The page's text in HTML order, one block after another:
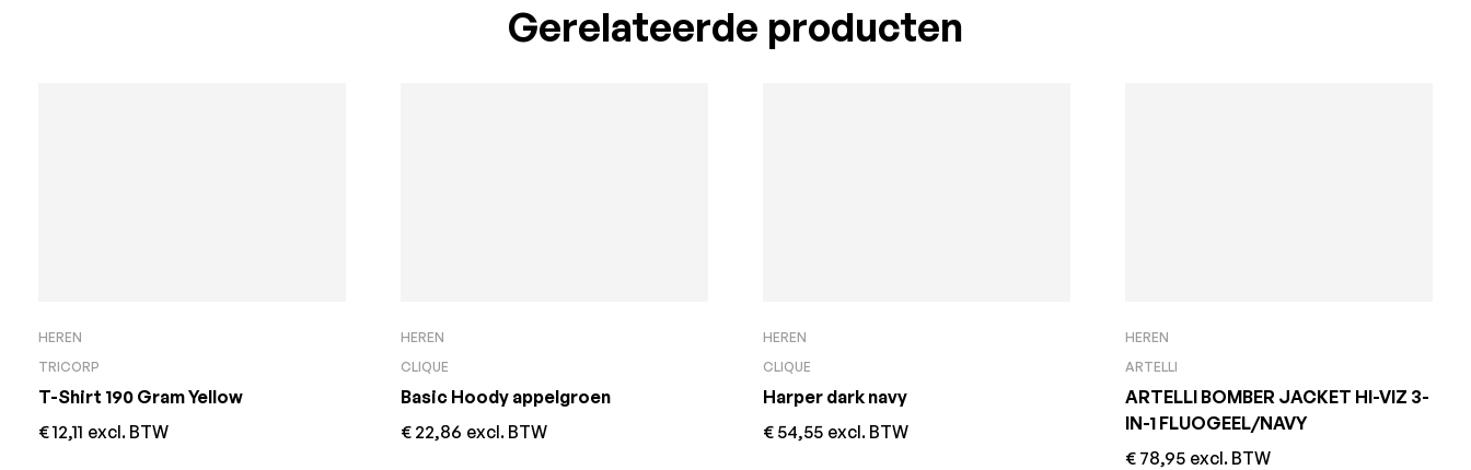
Gerelateerde producten
HEREN
TRICORP
T-Shirt 190 Gram Yellow
€12,11 excl. BTW
HEREN
CLIQUE
Basic Hoody appelgroen
€ 22,86 excl. BTW
HEREN
CLIQUE
Harper dark navy
€ 54,55 excl. BTW
HEREN
ARTELLI
ARTELLI BOMBER JACKET HI-VIZ 3-
IN-1 FLUOGEEL/NAVY
€ 78,95 excl. BTW